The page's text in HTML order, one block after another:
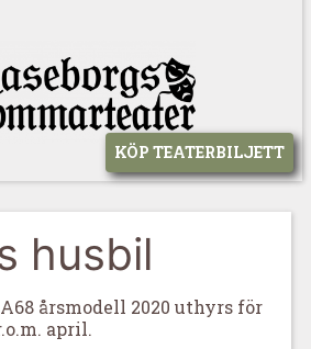
KÖP TEATERBILJETT
husbil
årsmodell 2020 uthyrs för
april.